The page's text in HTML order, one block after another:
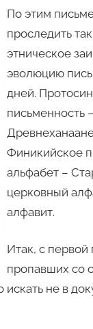
По этим
проследить
этническое
эволюцию
дней.
письменность –
Финикийское
альфабет –
церковный
алфавит.
Итак, с
пропавших со
не в